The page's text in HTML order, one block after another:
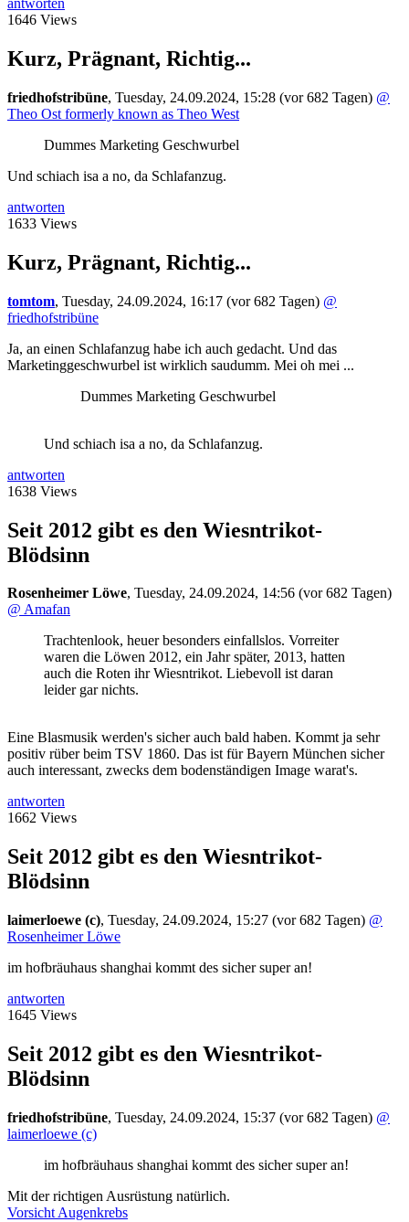
antworten
1646 Views
Kurz, Prägnant, Richtig...
friedhofstribüne, Tuesday, 24.09.2024, 15:28 (vor 682 Tagen) @
Theo Ost formerly known as Theo West
Dummes Marketing Geschwurbel
Und schiach isa a no, da Schlafanzug.
antworten
1633 Views
Kurz, Prägnant, Richtig...
tomtom, Tuesday, 24.09.2024, 16:17 (vor 682 Tagen) @
friedhofstribüne
Ja, an einen Schlafanzug habe ich auch gedacht. Und das
Marketinggeschwurbel ist wirklich saudumm. Mei oh mei ...
Dummes Marketing Geschwurbel
Und schiach isa a no, da Schlafanzug.
antworten
1638 Views
Seit 2012 gibt es den Wiesntrikot-
Blödsinn
Rosenheimer Löwe, Tuesday, 24.09.2024, 14:56 (vor 682 Tagen)
@ Amafan
Trachtenlook, heuer besonders einfallslos. Vorreiter
waren die Löwen 2012, ein Jahr später, 2013, hatten
auch die Roten ihr Wiesntrikot. Liebevoll ist daran
leider gar nichts.
Eine Blasmusik werden's sicher auch bald haben. Kommt ja sehr
positiv rüber beim TSV 1860. Das ist für Bayern München sicher
auch interessant, zwecks dem bodenständigen Image warat's.
antworten
1662 Views
Seit 2012 gibt es den Wiesntrikot-
Blödsinn
laimerloewe (c), Tuesday, 24.09.2024, 15:27 (vor 682 Tagen) @
Rosenheimer Löwe
im hofbräuhaus shanghai kommt des sicher super an!
antworten
1645 Views
Seit 2012 gibt es den Wiesntrikot-
Blödsinn
friedhofstribüne, Tuesday, 24.09.2024, 15:37 (vor 682 Tagen) @
laimerloewe (c)
im hofbräuhaus shanghai kommt des sicher super an!
Mit der richtigen Ausrüstung natürlich.
Vorsicht Augenkrebs